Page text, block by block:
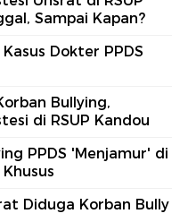
Sampai Kapan?
Dokter PPDS
Bullying,
di RSUP Kandou
PPDS 'Menjamur' di
Diduga Korban Bully